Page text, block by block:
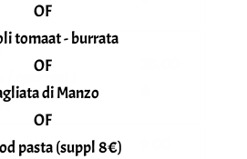
/ zeekraal /
/verse
OF
tomaat - burrata
OF
di Manzo
OF
pasta (suppl 8€)